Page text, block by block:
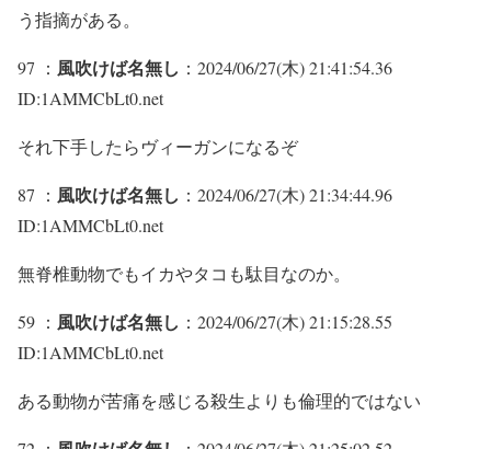
う指摘がある。
97 ： 風吹けば名無し ：2024/06/27(木) 21:41:54.36
ID:1AMMCbLt0.net
それ下手したらヴィーガンになるぞ
87 ： 風吹けば名無し ：2024/06/27(木) 21:34:44.96
ID:1AMMCbLt0.net
無脊椎動物でもイカやタコも駄目なのか。
59 ： 風吹けば名無し ：2024/06/27(木) 21:15:28.55
ID:1AMMCbLt0.net
ある動物が苦痛を感じる殺生よりも倫理的ではない